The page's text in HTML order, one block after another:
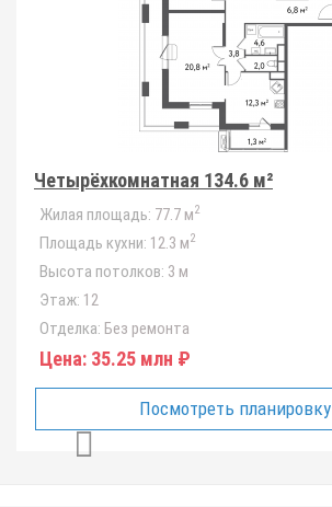
Четырёхкомнатная 134.6 м²
Жилая площадь: 77.7 м2
Площадь кухни: 12.3 м2
Высота потолков: 3 м
Этаж: 12
Отделка: Без ремонта
Цена: 35.25 млн ₽
Посмотреть планировку